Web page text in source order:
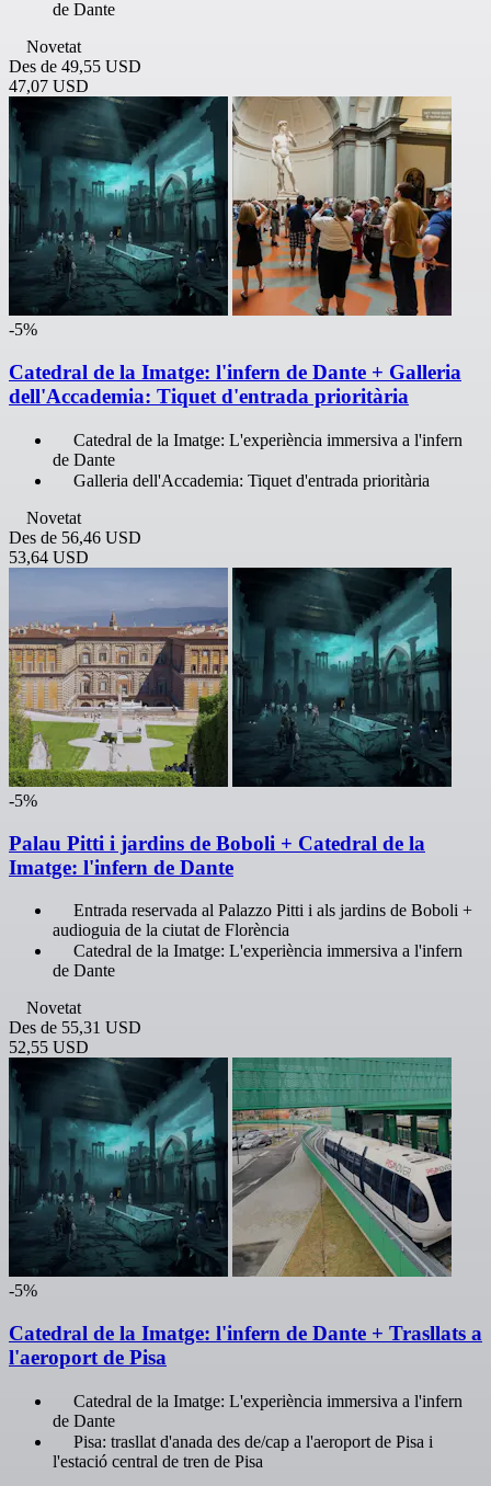
de Dante
Novetat
Des de 49,55 USD
47,07 USD
-5%
Catedral de la Imatge: l'infern de Dante + Galleria
dell'Accademia: Tiquet d'entrada prioritària
Catedral de la Imatge: L'experiència immersiva a l'infern
de Dante
Galleria dell'Accademia: Tiquet d'entrada prioritària
Novetat
Des de 56,46 USD
53,64 USD
-5%
Palau Pitti i jardins de Boboli + Catedral de la
Imatge: l'infern de Dante
Entrada reservada al Palazzo Pitti i als jardins de Boboli +
audioguia de la ciutat de Florència
Catedral de la Imatge: L'experiència immersiva a l'infern
de Dante
Novetat
Des de 55,31 USD
52,55 USD
-5%
Catedral de la Imatge: l'infern de Dante + Trasllats a
l'aeroport de Pisa
Catedral de la Imatge: L'experiència immersiva a l'infern
de Dante
Pisa: trasllat d'anada des de/cap a l'aeroport de Pisa i
l'estació central de tren de Pisa